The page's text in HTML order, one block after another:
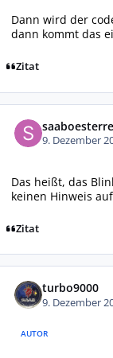
Dann wird der
dann kommt das
Zitat
9. Dezember
Das heißt, das
keinen Hinweis
Zitat
turbo9000
9. Dezember
AUTOR